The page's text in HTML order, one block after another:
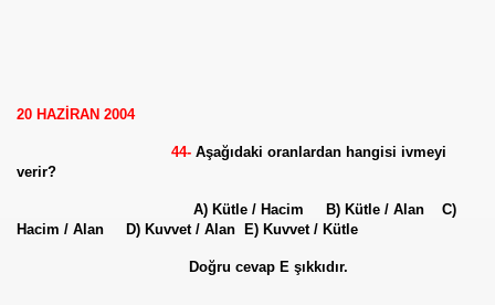
20 HAZİRAN 2004
44- Aşağıdaki oranlardan hangisi ivmeyi
verir?
A) Kütle / Hacim B) Kütle / Alan C)
Hacim / Alan D) Kuvvet / Alan E) Kuvvet / Kütle
Doğru cevap E şıkkıdır.